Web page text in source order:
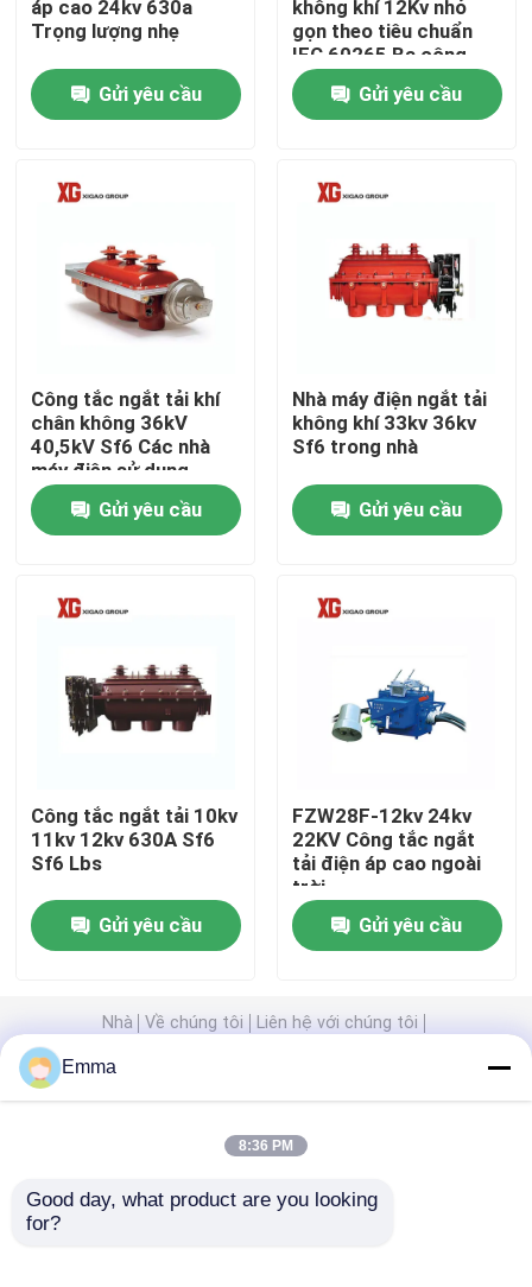
Trang Chủ
Tham quan nhà máy
Liên hệ chúng tôi
Yêu cầu báo giá
công tắc ngắt không khí
Công tắc ngắt tải SF6
Thiết bị đóng cắt phân phối điện
Công tắc ngắt kết nối điện áp cao
Máy biến dòng CT
Đơn vị đo sáng CT PT
áp cao 24kv 630a
Trọng lượng nhẹ
Gửi yêu cầu
không khí 12Kv nhỏ
gọn theo tiêu chuẩn
IEC 60265 Ba công
tắc tơ
Gửi yêu cầu
Công tắc ngắt tải khí
chân không 36kV
40,5kV Sf6 Các nhà
máy điện sử dụng
Gửi yêu cầu
Nhà máy điện ngắt tải
không khí 33kv 36kv
Sf6 trong nhà
Gửi yêu cầu
Công tắc ngắt tải 10kv
11kv 12kv 630A Sf6
Sf6 Lbs
Gửi yêu cầu
FZW28F-12kv 24kv
22KV Công tắc ngắt
tải điện áp cao ngoài
trời
Gửi yêu cầu
Nhà Về chúng tôi
Liên hệ với chúng tôi
trung quốc.Copyright © 2025 Xi'an Xigao
Emma
8:36 PM
Good day, what product are you looking
for?